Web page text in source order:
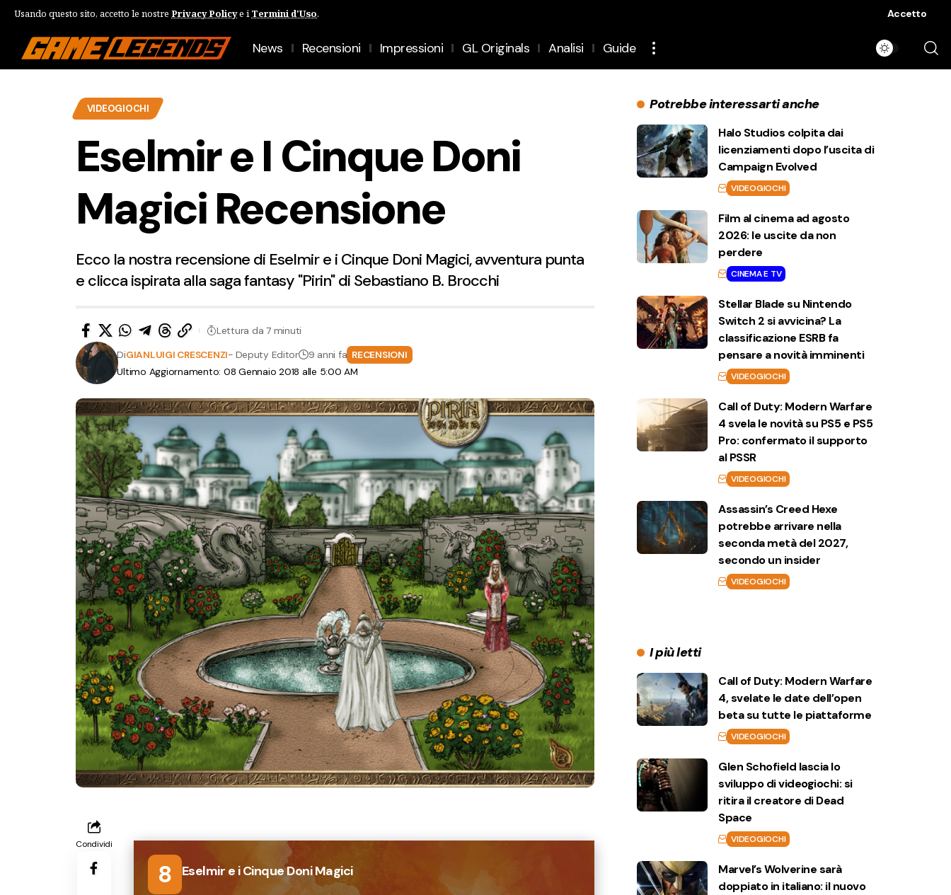
Usando questo sito, accetto le nostre Privacy Policye i Termini d'Uso. Accetto
News Recensioni Impressioni GL Originals Analisi Guide
VIDEOGIOCHI
Eselmir e I Cinque Doni
Magici Recensione
Ecco la nostra recensione di Eselmir e i Cinque Doni Magici, avventura punta
e clicca ispirata alla saga fantasy "Pirin" di Sebastiano B. Brocchi
Ultimo Aggiornamento: 08 Gennaio 2018 alle 5:00 AM
DiGIANLUIGI CRESCENZI- Deputy Editor 9 anni fa RECENSIONI
Lettura da 7 minuti
Condividi
8 Eselmir e i Cinque Doni Magici
Potrebbe interessarti anche
Halo Studios colpita dai
licenziamenti dopo l’uscita di
Campaign Evolved
VIDEOGIOCHI
Film al cinema ad agosto
2026: le uscite da non
perdere
CINEMA E TV
Stellar Blade su Nintendo
Switch 2 si avvicina? La
classificazione ESRB fa
pensare a novità imminenti
VIDEOGIOCHI
Call of Duty: Modern Warfare
4 svela le novità su PS5 e PS5
Pro: confermato il supporto
al PSSR
VIDEOGIOCHI
Assassin’s Creed Hexe
potrebbe arrivare nella
seconda metà del 2027,
secondo un insider
VIDEOGIOCHI
I più letti
Call of Duty: Modern Warfare
4, svelate le date dell’open
beta su tutte le piattaforme
VIDEOGIOCHI
Glen Schofield lascia lo
sviluppo di videogiochi: si
ritira il creatore di Dead
Space
VIDEOGIOCHI
Marvel’s Wolverine sarà
doppiato in italiano: il nuovo